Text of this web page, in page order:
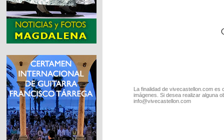
La finalidad de vivecastellon.com
imágenes. Si desea realizar alguna
info@vivecastellon.com